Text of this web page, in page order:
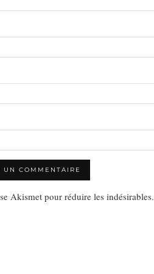
Akismet pour réduire les indésirables.